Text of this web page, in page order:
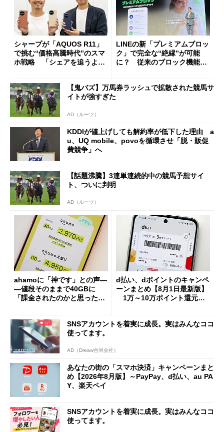
シャープが「AQUOS R11」
で挑む“価格高騰時代”のスマ
ホ戦略 「シェアを追うより
LINEの新「プレミアムブロッ
ク」で完全な“絶縁”が可能
に？ 従来のブロック機能と
【鬼バズ】万馬券ラッシュで拡散された競馬サ
イトが強すぎた
AD（ルーツ）
KDDIが値上げしても解約率が低下した理由 a
u、UQ mobile、povoを循環させ「脱・販促
費競争」へ
【話題沸騰】3連単連続的中の競馬予想サイ
ト、ついに判明
AD（ルーツ）
ahamoに「神です」との声―
―値段そのままで40GBに
「課金されたのかと思った」
d払い、dポイントのキャンペ
ーンまとめ【8月1日最新版】
1万～10万ポイント還元の
SNSアカウントを着実に成長。実はみんなココ
使ってます。
AD（Dreaw合同会社）
あなたの街の「スマホ決済」キャンペーンまと
め【2026年8月版】～PayPay、d払い、au PA
Y、楽天ペイ
SNSアカウントを着実に成長。実はみんなココ
使ってます。